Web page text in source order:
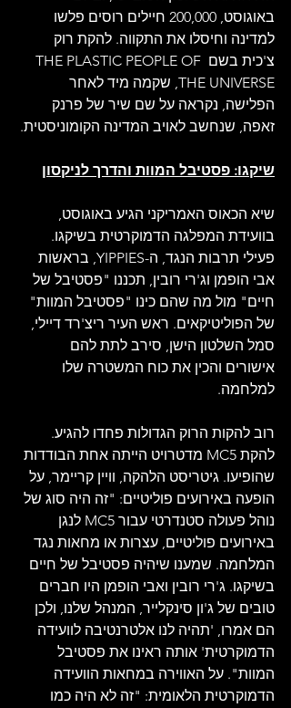
באוגוסט, 200,000 חיילים רוסים פלשו
למדינה וחיסלו את התקווה. להקת רוק
צ'כית בשם THE PLASTIC PEOPLE OF
THE UNIVERSE, שקמה מיד לאחר
הפלישה, נקראה על שם שיר של פרנק
זאפה, שנחשב לאויב המדינה הקומוניסטית.
שיקגו: פסטיבל המוות והדרך לניקסון
שיא הכאוס האמריקני הגיע באוגוסט,
בוועידת המפלגה הדמוקרטית בשיקגו.
פעילי תרבות הנגד, ה-YIPPIES, בראשות
אבי הופמן וג'רי רובין, תכננו "פסטיבל של
חיים" מול מה שהם כינו "פסטיבל המוות"
של הפוליטיקאים. ראש העיר ריצ'רד דיילי,
סמל השלטון הישן, סירב לתת להם
אישורים והכין את כוח המשטרה שלו
למלחמה.
רוב להקות הרוק הגדולות פחדו להגיע.
להקת MC5 מדטרויט הייתה אחת הבודדות
שהופיעו. גיטריסט הלהקה, וויין קריימר, על
הופעה באירועים פוליטיים: "זה היה סוג של
נוהל פעולה סטנדרטי עבור MC5 לנגן
באירועים פוליטיים, עצרות או מחאות נגד
המלחמה. שמענו שיהיה פסטיבל של חיים
בשיקגו. ג'רי רובין ואבי הופמן היו חברים
טובים של ג'ון סינקלייר, המנהל שלנו, ולכן
הם אמרו, 'תהיה לנו אלטרנטיבה לוועידה
הדמוקרטית' אותה ראינו את פסטיבל
המוות". על האווירה במחאות הוועידה
הדמוקרטית הלאומית: "זה לא היה כמו